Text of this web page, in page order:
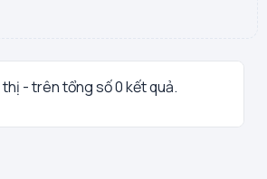
thị - trên tổng số 0 kết quả.